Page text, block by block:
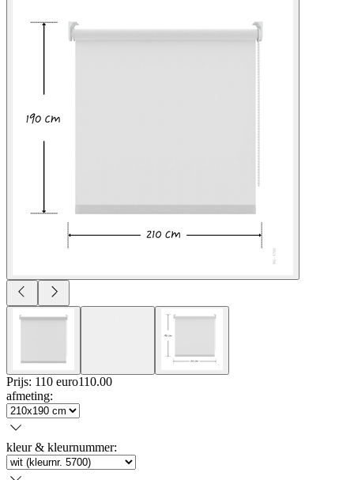
Prijs: 110 euro110.00
afmeting:
kleur & kleurnummer: